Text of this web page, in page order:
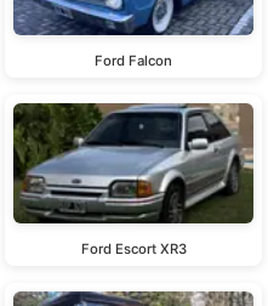
Ford Falcon
Ford Escort XR3